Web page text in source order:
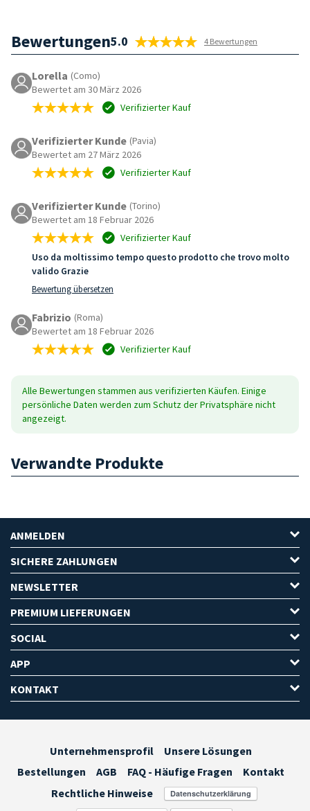
Bewertungen5.0 4 Bewertungen
Lorella (Como)
Bewertet am 30 März 2026
Verifizierter Kauf
Verifizierter Kunde (Pavia)
Bewertet am 27 März 2026
Verifizierter Kauf
Verifizierter Kunde (Torino)
Bewertet am 18 Februar 2026
Verifizierter Kauf
Uso da moltissimo tempo questo prodotto che trovo molto
valido Grazie
Bewertung übersetzen
Fabrizio (Roma)
Bewertet am 18 Februar 2026
Verifizierter Kauf
Alle Bewertungen stammen aus verifizierten Käufen. Einige
persönliche Daten werden zum Schutz der Privatsphäre nicht
angezeigt.
Verwandte Produkte
ANMELDEN
SICHERE ZAHLUNGEN
NEWSLETTER
PREMIUM LIEFERUNGEN
SOCIAL
APP
KONTAKT
Unternehmensprofil
Unsere Lösungen
Bestellungen
AGB FAQ - Häufige Fragen
Kontakt
Rechtliche Hinweise